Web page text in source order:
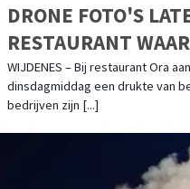
DRONE FOTO'S
RESTAURANT
ZIJN GESCHREVEN
WIJDENES – Bij restaurant Ora
dinsdagmiddag een drukte van
bedrijven zijn [...]